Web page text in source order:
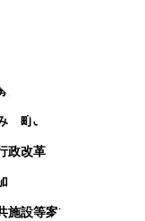
町の概要
政改革
施設等案内